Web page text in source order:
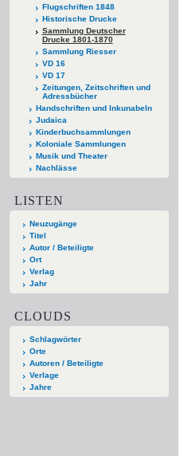
Flugschriften 1848
Historische Drucke
Sammlung Deutscher
Drucke 1801-1870
Sammlung Riesser
VD 16
VD 17
Zeitungen, Zeitschriften und
Adressbücher
Handschriften und Inkunabeln
Judaica
Kinderbuchsammlungen
Koloniale Sammlungen
Musik und Theater
Nachlässe
LISTEN
Neuzugänge
Titel
Autor / Beteiligte
Ort
Verlag
Jahr
CLOUDS
Schlagwörter
Orte
Autoren / Beteiligte
Verlage
Jahre